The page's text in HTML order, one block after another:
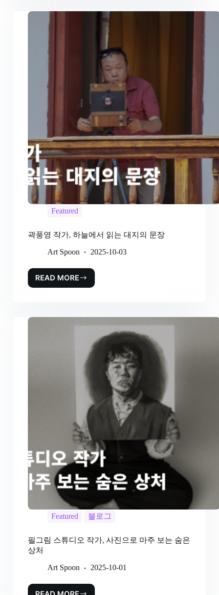
Featured
곽풍영 작가, 하늘에서 읽는 대지의 문장
Art Spoon 2025-10-03
READ MORE
Featured 블로그
필그림 스튜디오 작가, 사진으로 마주 보는 숨은
상처
Art Spoon 2025-10-01